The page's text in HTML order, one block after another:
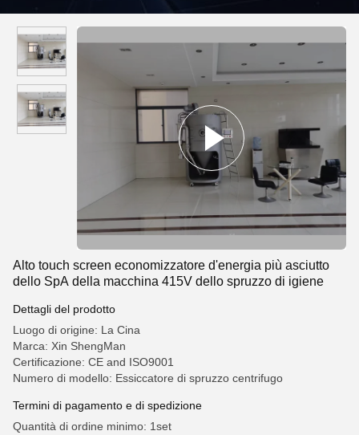
macchina 415V dello spruzzo di igiene
Alto touch screen economizzatore d'energia più asciutto
dello SpA della macchina 415V dello spruzzo di igiene
Dettagli del prodotto
Luogo di origine: La Cina
Marca: Xin ShengMan
Certificazione: CE and ISO9001
Numero di modello: Essiccatore di spruzzo centrifugo
Termini di pagamento e di spedizione
Quantità di ordine minimo: 1set